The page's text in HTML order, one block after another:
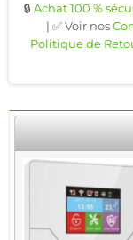
🔒 Achat 100 %
| ✅ Voir nos
Politique de